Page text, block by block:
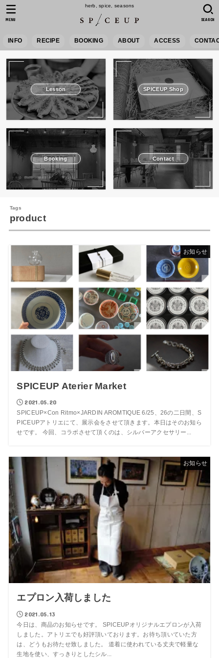
herb, spice, seasons
INFO RECIPE BOOKING ABOUT ACCESS
SEARCH
MENU
Lesson SPICEUP Shop
Booking Contact
product
お知らせ
SPICEUP Aterier Market
2021.05.20
SPICEUP×Con Ritmo×JARDIN AROMTIQUE 6/25、26の二日間、S
PICEUPアトリエにて、展示会をさせて頂きます。本日はそのお知ら
せです。 今回、コラボさせて頂くのは、シルバーアクセサリー...
お知らせ
エプロン入荷しました
2021.05.13
今日は、商品のお知らせです。 SPICEUPオリジナルエプロンが入荷
しました。アトリエでも好評頂いております。お待ち頂いていた方
は、どうもお待たせ致しました。 道着に使われている丈夫で軽量な
生地を使い、すっきりとしたシル...